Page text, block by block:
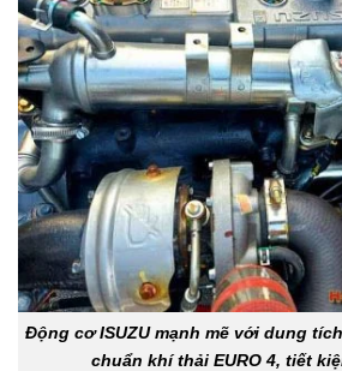
Động cơ ISUZU mạnh mẽ với dung
chuẩn khí thải EURO 4, tiết